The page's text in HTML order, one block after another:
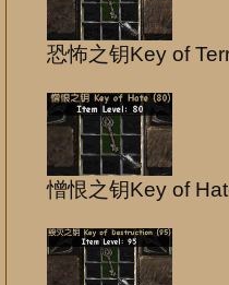
恐怖之钥Key of
憎恨之钥Key of